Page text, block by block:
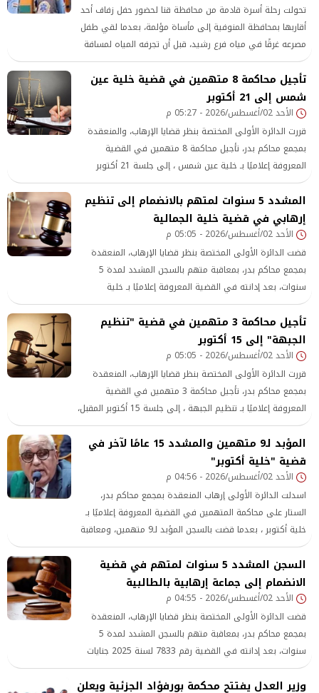
تحولت رحلة أسرة قادمة من محافظة قنا لحضور حفل زفاف أحد
أقاربها بمحافظة المنوفية إلى مأساة مؤلمة، بعدما لقي طفل
مصرعه غرقًا في مياه فرع رشيد، قبل أن تجرفه المياه لمسافة
عدة كيلومترات، ليُعثر على جثمانه داخل نطاق محافظة البحيرة
عقب جهود مكثفة استمرت نحو 24 ساعة.تأجيل محاكمة 8 متهمين في قضية خلية عين
شمس إلى 21 أكتوبر
الأحد 02/أغسطس/2026 - 05:27 م
قررت الدائرة الأولى المختصة بنظر قضايا الإرهاب، والمنعقدة
بمجمع محاكم بدر، تأجيل محاكمة 8 متهمين في القضية
المعروفة إعلاميًا بـ خلية عين شمس ، إلى جلسة 21 أكتوبر
المقبل، لاستجواب المتهمين واستكمال إجراءات نظر الدعوى
المشدد 5 سنوات لمتهم بالانضمام إلى تنظيم
إرهابي في قضية خلية الجمالية
الأحد 02/أغسطس/2026 - 05:05 م
قضت الدائرة الأولى المختصة بنظر قضايا الإرهاب، المنعقدة
بمجمع محاكم بدر، بمعاقبة متهم بالسجن المشدد لمدة 5
سنوات، بعد إدانته في القضية المعروفة إعلاميًا بـ خلية
الجمالية ، والمتهم فيها بالانضمام إلى تنظيم إرهابي
تأجيل محاكمة 3 متهمين في قضية "تنظيم
الجبهة" إلى 15 أكتوبر
الأحد 02/أغسطس/2026 - 05:05 م
قررت الدائرة الأولى المختصة بنظر قضايا الإرهاب، المنعقدة
بمجمع محاكم بدر، تأجيل محاكمة 3 متهمين في القضية
المعروفة إعلاميًا بـ تنظيم الجبهة ، إلى جلسة 15 أكتوبر المقبل،
لاستكمال المرافعة.
المؤبد لـ9 متهمين والمشدد 15 عامًا لآخر في
قضية "خلية أكتوبر"
الأحد 02/أغسطس/2026 - 04:56 م
اسدلت الدائرة الأولى إرهاب المنعقدة بمجمع محاكم بدر،
الستار على محاكمة المتهمين في القضية المعروفة إعلاميًا بـ
خلية أكتوبر ، بعدما قضت بالسجن المؤبد لـ9 متهمين، ومعاقبة
متهم آخر بالسجن المشدد لمدة 15 عامًا، مع إدراج المحكوم
عليهم وكيان جماعة الإخوان الإرهابية على قوائم الكيانات
والعناصر الإرهابية
السجن المشدد 5 سنوات لمتهم في قضية
الانضمام إلى جماعة إرهابية بالطالبية
الأحد 02/أغسطس/2026 - 04:55 م
قضت الدائرة الأولى المختصة بنظر قضايا الإرهاب، المنعقدة
بمجمع محاكم بدر، بمعاقبة متهم بالسجن المشدد لمدة 5
سنوات، بعد إدانته في القضية رقم 7833 لسنة 2025 جنايات
الطالبية، لاتهامه بالانضمام إلى جماعة إرهابية
وزير العدل يفتتح محكمة بورفؤاد الجزئية ويعلن